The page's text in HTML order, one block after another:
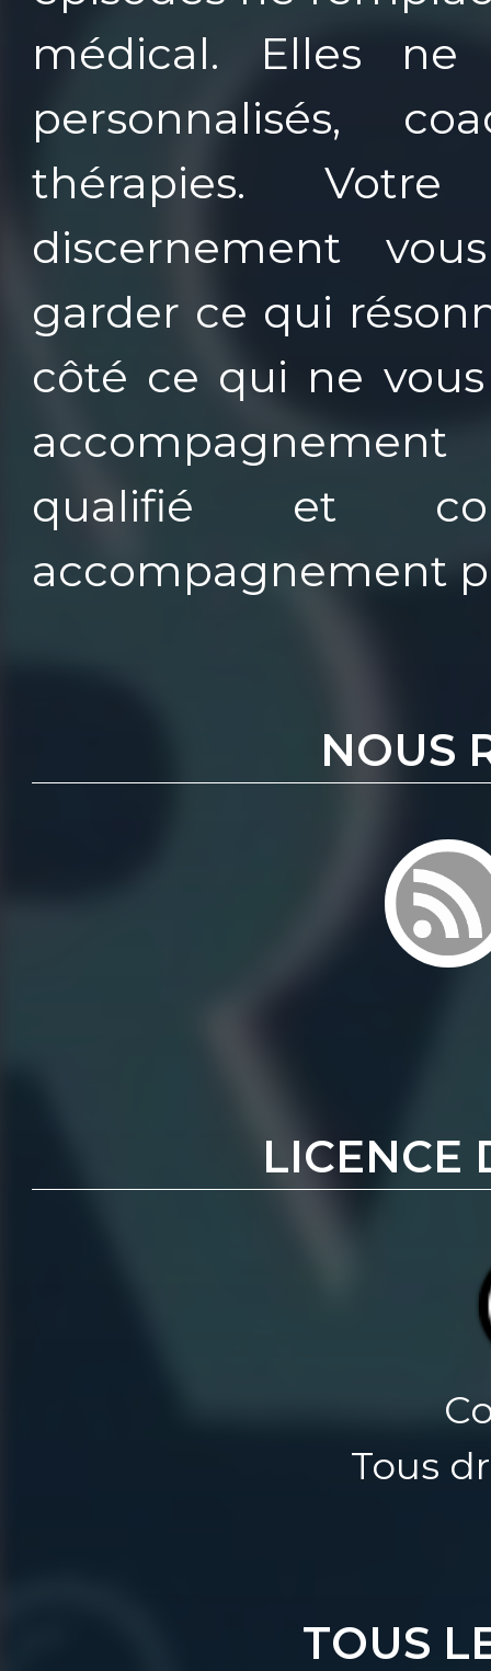
médical. Elles
personnalisés,
thérapies.
discernement
garder ce qui
côté ce qui ne
qualifié et
accompagnement
NOUS
LICENCE
Tous
TOUS